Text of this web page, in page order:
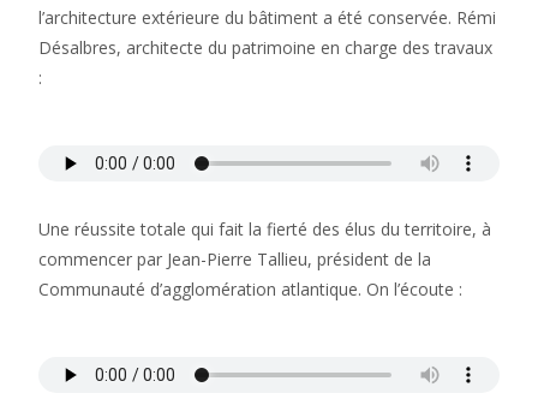
l’architecture extérieure du bâtiment a été conservée. Rémi
Désalbres, architecte du patrimoine en charge des travaux
:
Une réussite totale qui fait la fierté des élus du territoire, à
commencer par Jean-Pierre Tallieu, président de la
Communauté d’agglomération atlantique. On l’écoute :